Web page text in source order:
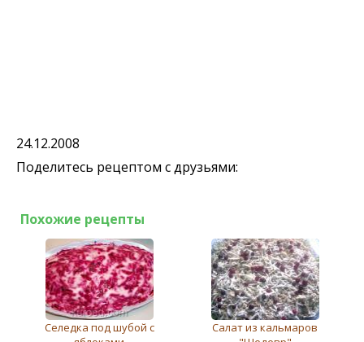
24.12.2008
Поделитесь рецептом с друзьями:
Похожие рецепты
Селедка под шубой с
Салат из кальмаров